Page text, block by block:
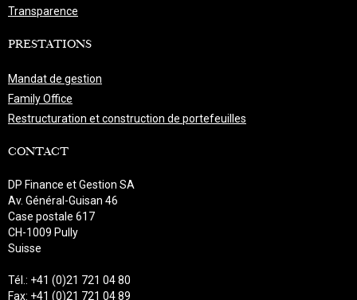
Transparence
PRESTATIONS
Mandat de gestion
Family Office
Restructuration et construction de portefeuilles
CONTACT
DP Finance et Gestion SA
Av. Général-Guisan 46
Case postale 617
CH-1009 Pully
Suisse
Tél.: +41 (0)21 721 04 80
Fax: +41 (0)21 721 04 89